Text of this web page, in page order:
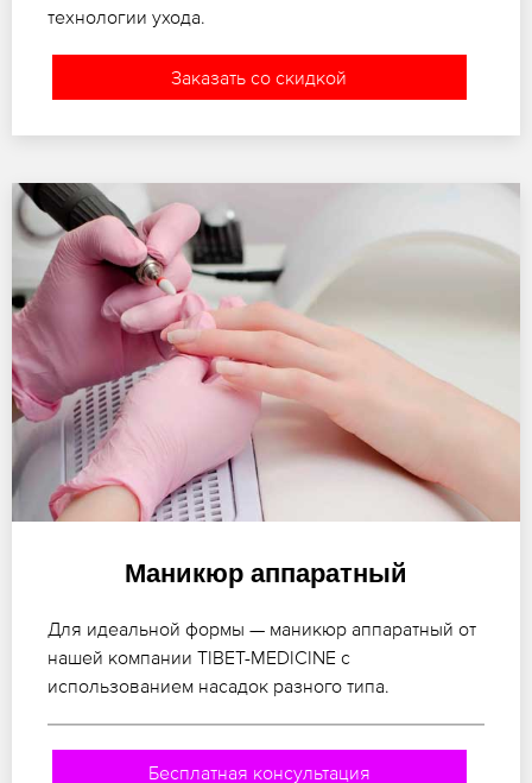
технологии ухода.
Заказать со скидкой
Маникюр аппаратный
Для идеальной формы — маникюр аппаратный от
нашей компании TIBET-MEDICINE с
использованием насадок разного типа.
Бесплатная консультация